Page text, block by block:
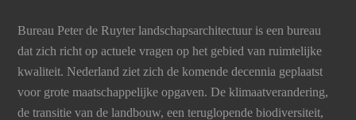
Bureau Peter de Ruyter landschapsarchitectuur is een bureau
dat zich richt op actuele vragen op het gebied van ruimtelijke
kwaliteit. Nederland ziet zich de komende decennia geplaatst
voor grote maatschappelijke opgaven. De klimaatverandering,
de transitie van de landbouw, een teruglopende biodiversiteit,